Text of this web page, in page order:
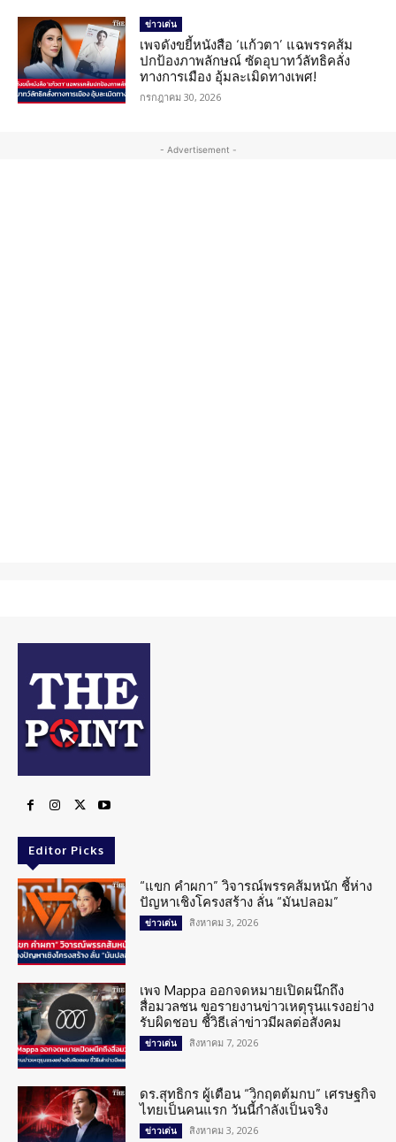
ข่าวเด่น
เพจดังขยี้หนังสือ ‘แก้วตา’ แฉพรรคส้ม
ปกป้องภาพลักษณ์ ซัดอุบาทว์ลัทธิคลั่ง
ทางการเมือง อุ้มละเมิดทางเพศ!
กรกฎาคม 30, 2026
- Advertisement -
Editor Picks
“แขก คำผกา” วิจารณ์พรรคส้มหนัก ชี้ห่าง
ปัญหาเชิงโครงสร้าง ลั่น “มันปลอม”
ข่าวเด่น สิงหาคม 3, 2026
เพจ Mappa ออกจดหมายเปิดผนึกถึง
สื่อมวลชน ขอรายงานข่าวเหตุรุนแรงอย่าง
รับผิดชอบ ชี้วิธีเล่าข่าวมีผลต่อสังคม
ข่าวเด่น สิงหาคม 7, 2026
ดร.สุทธิกร ผู้เตือน “วิกฤตต้มกบ” เศรษฐกิจ
ไทยเป็นคนแรก วันนี้กำลังเป็นจริง
ข่าวเด่น สิงหาคม 3, 2026